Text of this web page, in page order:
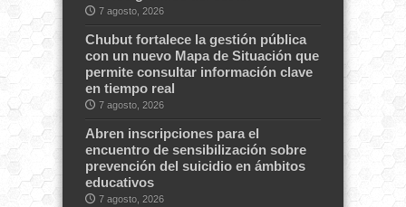
7 agosto, 2026
Chubut fortalece la gestión pública
con un nuevo Mapa de Situación que
permite consultar información clave
en tiempo real
7 agosto, 2026
Abren inscripciones para el
encuentro de sensibilización sobre
prevención del suicidio en ámbitos
educativos
7 agosto, 2026